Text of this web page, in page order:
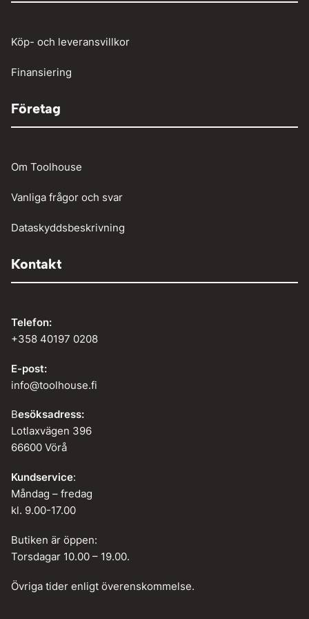
Vinschar
Köp- och leveransvillkor
Finansiering
Företag
Om Toolhouse
Vanliga frågor och svar
Dataskyddsbeskrivning
Kontakt
Telefon:
+358 40197 0208
E-post:
info@toolhouse.fi
Besöksadress:
Lotlaxvägen 396
66600 Vörå
Kundservice:
Måndag – fredag
kl. 9.00-17.00
Butiken är öppen:
Torsdagar 10.00 – 19.00.
Övriga tider enligt överenskommelse.